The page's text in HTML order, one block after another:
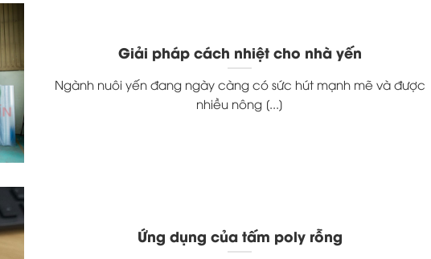
Giải pháp cách nhiệt cho nhà yến
Ngành nuôi yến đang ngày càng có sức hút mạnh mẽ và được
nhiều nông [...]
Ứng dụng của tấm poly rỗng